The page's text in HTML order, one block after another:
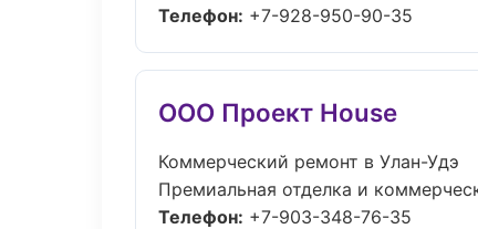
Телефон: +7-928-950-90-35
ООО Проект House
Коммерческий ремонт в Улан-Удэ
Премиальная отделка и
Телефон: +7-903-348-76-35